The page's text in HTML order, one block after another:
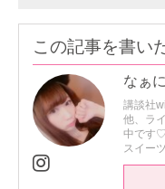
この記事を書い
なぁ
講談社
他、ラ
中です♡
スイー